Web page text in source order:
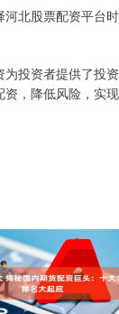
河北股票配资平台
为投资者提供了投
，降低风险，实